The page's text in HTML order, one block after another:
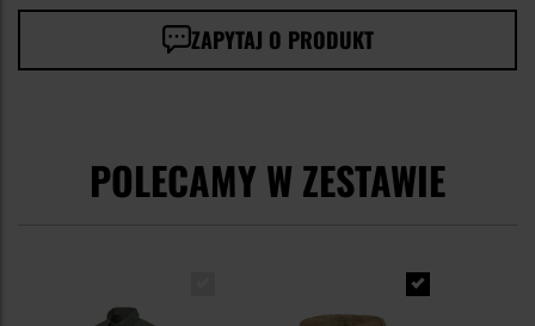
ZAPYTAJ O PRODUKT
POLECAMY W ZESTAWIE